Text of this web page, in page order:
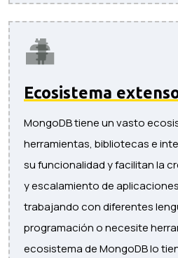
Ecosistema
MongoDB tiene un vasto
herramientas, bibliotecas e
su funcionalidad y facilitan la
y escalamiento de
trabajando con diferentes
programación o necesite
ecosistema de MongoDB lo